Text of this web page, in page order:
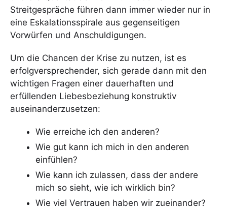
Streitgespräche führen dann immer wieder nur in
eine Eskalationsspirale aus gegenseitigen
Vorwürfen und Anschuldigungen.
Um die Chancen der Krise zu nutzen, ist es
erfolgversprechender, sich gerade dann mit den
wichtigen Fragen einer dauerhaften und
erfüllenden Liebesbeziehung konstruktiv
auseinanderzusetzen:
Wie erreiche ich den anderen?
Wie gut kann ich mich in den anderen
einfühlen?
Wie kann ich zulassen, dass der andere
mich so sieht, wie ich wirklich bin?
Wie viel Vertrauen haben wir zueinander?